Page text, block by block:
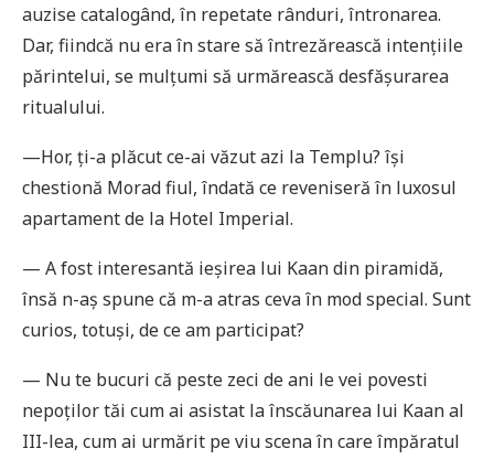
auzise catalogând, în repetate rânduri, întronarea.
Dar, fiindcă nu era în stare să întrezărească intenţiile
părintelui, se mulţumi să urmărească desfășurarea
ritualului.
—Hor, ţi-a plăcut ce-ai văzut azi la Templu? își
chestionă Morad fiul, îndată ce reveniseră în luxosul
apartament de la Hotel Imperial.
— A fost interesantă ieșirea lui Kaan din piramidă,
însă n-aș spune că m-a atras ceva în mod special. Sunt
curios, totuși, de ce am participat?
— Nu te bucuri că peste zeci de ani le vei povesti
nepoţilor tăi cum ai asistat la înscăunarea lui Kaan al
III-lea, cum ai urmărit pe viu scena în care împăratul